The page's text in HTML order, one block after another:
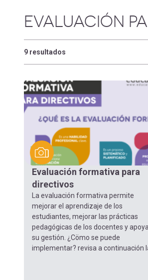
mi
cuenta
enlaces
de
ayuda
a
la
navegación
EVALUACIÓN
9 resultados
Evaluación formativa para
directivos
La evaluación formativa permite
mejorar el aprendizaje de los
estudiantes, mejorar las prácticas
pedagógicas de los docentes y
su gestión. ¿Cömo se puede
implementar? revisa a continuación